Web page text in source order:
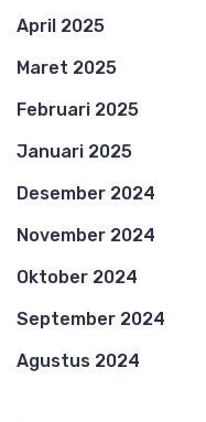
April 2025
Maret 2025
Februari 2025
Januari 2025
Desember 2024
November 2024
Oktober 2024
September 2024
Agustus 2024